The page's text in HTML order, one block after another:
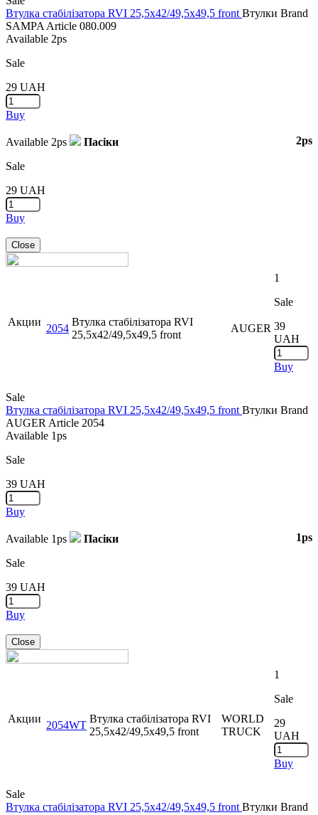
Втулка стабілізатора RVI 25,5x42/49,5x49,5 front Втулки Brand
SAMPA Article 080.009
Available 2ps
Sale
29 UAH
Buy
Available 2ps Пасіки 2ps
Sale
29 UAH
Buy
Close
Акции
2054
Втулка стабілізатора RVI
25,5x42/49,5x49,5 front
AUGER
1
Sale
39
UAH
Buy
Sale
Втулка стабілізатора RVI 25,5x42/49,5x49,5 front Втулки Brand
AUGER Article 2054
Available 1ps
Sale
39 UAH
Buy
Available 1ps Пасіки 1ps
Sale
39 UAH
Buy
Close
Акции
2054WT
Втулка стабілізатора RVI
25,5x42/49,5x49,5 front
WORLD
TRUCK
1
Sale
29
UAH
Buy
Sale
Втулка стабілізатора RVI 25,5x42/49,5x49,5 front Втулки Brand